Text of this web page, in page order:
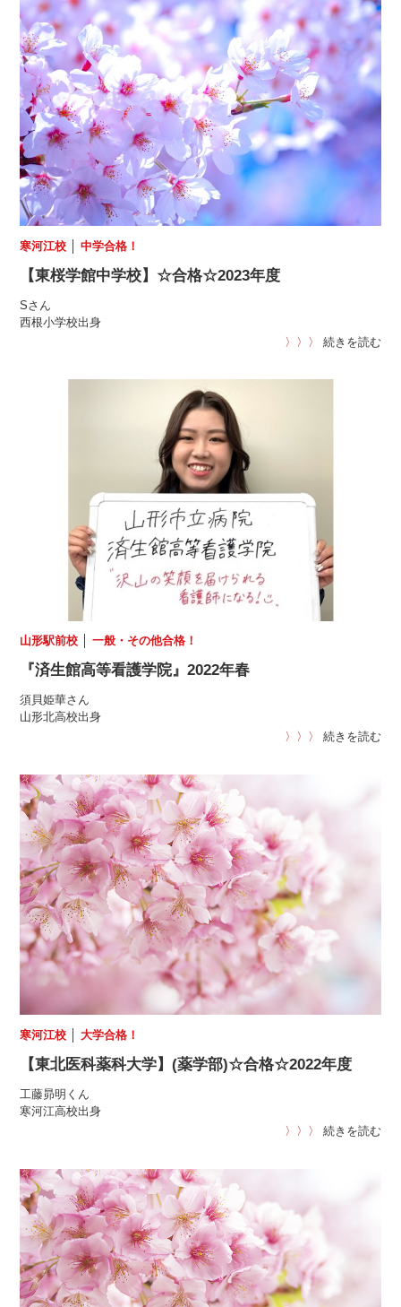
寒河江校 │中学合格！
【東桜学館中学校】☆合格☆2023年度
Sさん
西根小学校出身
〉〉〉
続きを読む
山形駅前校 │一般・その他合格！
『済生館高等看護学院』2022年春
須貝姫華さん
山形北高校出身
〉〉〉
続きを読む
寒河江校 │大学合格！
【東北医科薬科大学】(薬学部)☆合格☆2022年度
工藤昴明くん
寒河江高校出身
〉〉〉
続きを読む